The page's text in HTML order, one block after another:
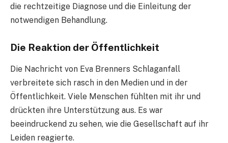
die rechtzeitige Diagnose und die Einleitung der
notwendigen Behandlung.
Die Reaktion der Öffentlichkeit
Die Nachricht von Eva Brenners Schlaganfall
verbreitete sich rasch in den Medien und in der
Öffentlichkeit. Viele Menschen fühlten mit ihr und
drückten ihre Unterstützung aus. Es war
beeindruckend zu sehen, wie die Gesellschaft auf ihr
Leiden reagierte.